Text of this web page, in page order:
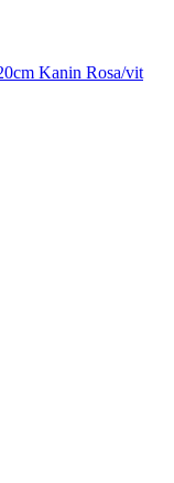
Kanin Rosa/vit